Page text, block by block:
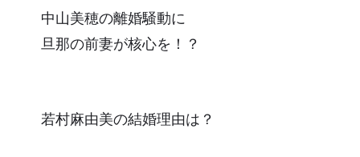
中山美穂の離婚騒動に
旦那の前妻が核心を！？
若村麻由美の結婚理由は？